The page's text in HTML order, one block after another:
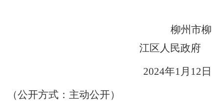
柳州市柳
江区人民政府
2024年1月 12 日
（公开方式：主动公开）